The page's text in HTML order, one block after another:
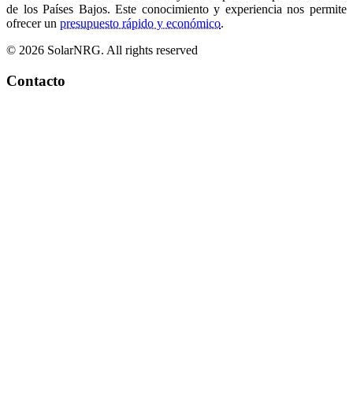
de los Países Bajos. Este conocimiento y experiencia nos permite
ofrecer un presupuesto rápido y económico.
© 2026 SolarNRG. All rights reserved
Contacto